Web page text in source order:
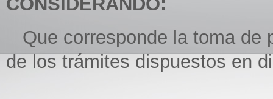
Que corresponde la toma de
de los trámites dispuestos en